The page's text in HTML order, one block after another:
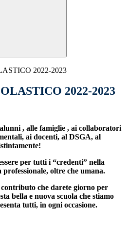
2022-2023
2022-2023
, alle famiglie , ai collaboratori
ai docenti, al DSGA, al
per tutti i “credenti” nella
professionale, oltre che umana.
che darete giorno per
bella e nuova scuola che stiamo
tutti, in ogni occasione.